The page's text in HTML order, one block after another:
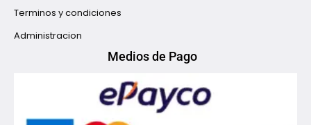
Terminos y condiciones
Administracion
Medios de Pago